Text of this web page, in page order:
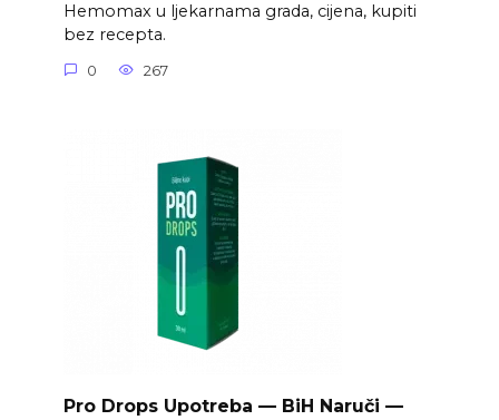
Hemomax u ljekarnama grada, cijena, kupiti
bez recepta.
0 267
Pro Drops Upotreba — BiH Naruči —